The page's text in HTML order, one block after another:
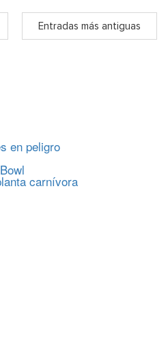
Entradas más antiguas
en peligro
carnívora